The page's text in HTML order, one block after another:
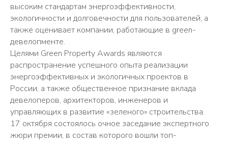
высоким стандартам энергоэффективности,
экологичности и долговечности для пользователей, а
также оценивает компании, работающие в green-
девелопменте.
Целями Green Property Awards являются
распространение успешного опыта реализации
энергоэффективных и экологичных проектов в
России, а также общественное признание вклада
девелоперов, архитекторов, инженеров и
управляющих в развитие «зеленого» строительства.
17 октября состоялось очное заседание экспертного
жюри премии, в состав которого вошли топ-